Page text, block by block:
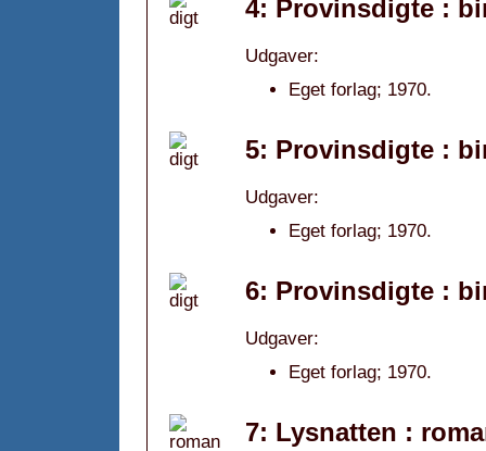
4: Provinsdigte :
Udgaver:
Eget forlag; 1970.
5: Provinsdigte :
Udgaver:
Eget forlag; 1970.
6: Provinsdigte :
Udgaver:
Eget forlag; 1970.
7: Lysnatten :